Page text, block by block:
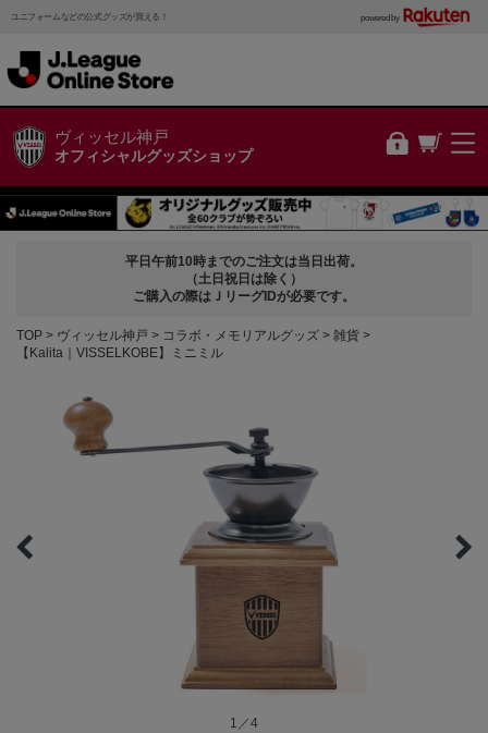
ユニフォームなどの公式グッズが買える！ powered by
ヴィッセル神戸
オフィシャルグッズショップ
平日午前10時までのご注文は当日出荷。
（土日祝日は除く）
ご購入の際はＪリーグIDが必要です。
TOP ヴィッセル神戸 コラボ・メモリアルグッズ
雑貨
【Kalita｜VISSELKOBE】ミニミル
1／4